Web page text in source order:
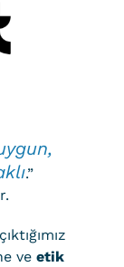
.”
ve etik